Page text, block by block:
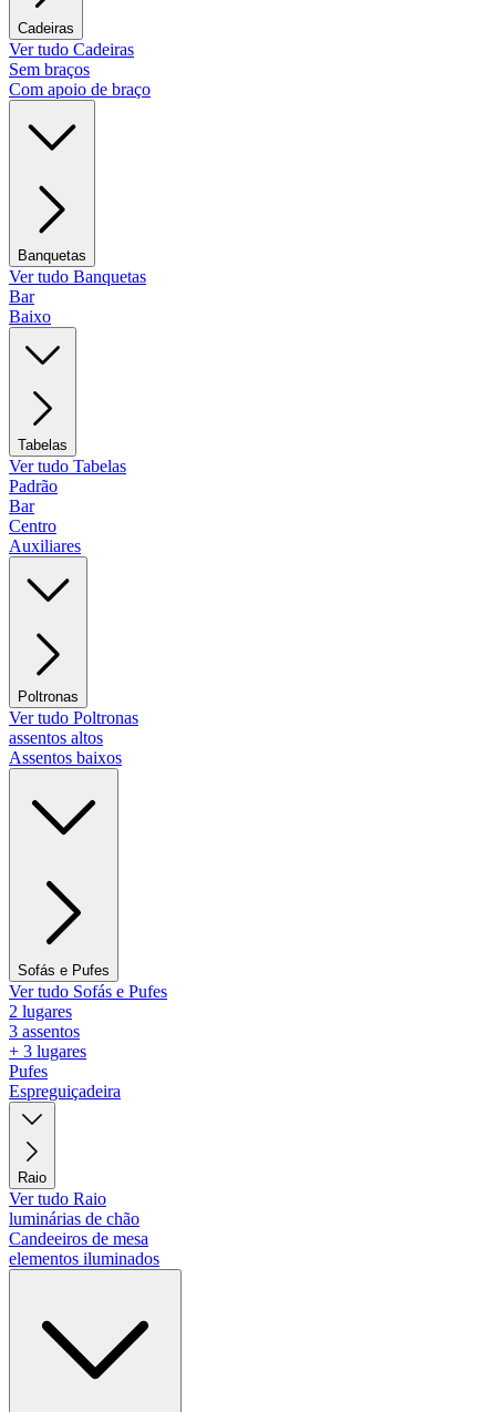
Cadeiras
Ver tudo Cadeiras
Sem braços
Com apoio de braço
Banquetas
Ver tudo Banquetas
Bar
Baixo
Tabelas
Ver tudo Tabelas
Padrão
Bar
Centro
Auxiliares
Poltronas
Ver tudo Poltronas
assentos altos
Assentos baixos
Sofás e Pufes
Ver tudo Sofás e Pufes
2 lugares
3 assentos
+ 3 lugares
Pufes
Espreguiçadeira
Raio
Ver tudo Raio
luminárias de chão
Candeeiros de mesa
elementos iluminados